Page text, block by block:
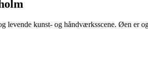
levende kunst- og håndværksscene. Øen er